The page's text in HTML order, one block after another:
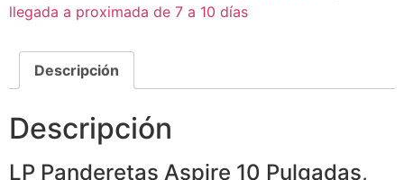
llegada a proximada de 7 a 10 días
Descripción
Descripción
LP Panderetas Aspire 10 Pulgadas,